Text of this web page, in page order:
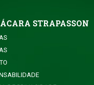
STRAPASSON